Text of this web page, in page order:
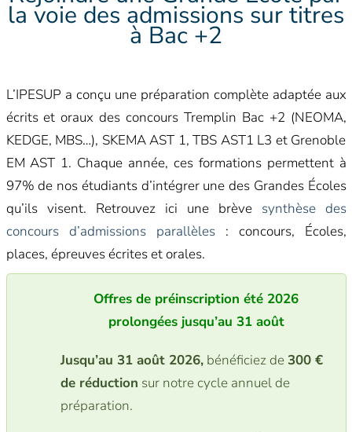
la voie des admissions sur titres
à Bac +2
L’IPESUP a conçu une préparation complète adaptée aux
écrits et oraux des concours Tremplin Bac +2 (NEOMA,
KEDGE, MBS…), SKEMA AST 1, TBS AST1 L3 et Grenoble
EM AST 1. Chaque année, ces formations permettent à
97% de nos étudiants d’intégrer une des Grandes Écoles
qu’ils visent. Retrouvez ici une brève synthèse des
concours d’admissions parallèles : concours, Écoles,
places, épreuves écrites et orales.
Offres de préinscription été 2026
prolongées jusqu’au 31 août
Jusqu’au 31 août 2026,bénéficiez de300 €
de réduction sur notre cycle annuel de
préparation.